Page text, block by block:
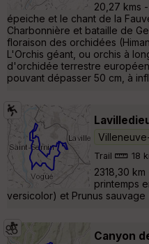
20,27 kms
épeiche et le chant de la
Charbonnière et bataille de
floraison des orchidées
L'Orchis géant, ou orchis à
d'orchidée terrestre
pouvant dépasser 50 cm, à
Trail 18
2318,30
printemps
versicolor) et Prunus
Canyon